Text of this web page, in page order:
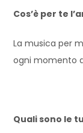
Cos’è per te
La musica per
ogni momento
Quali sono le